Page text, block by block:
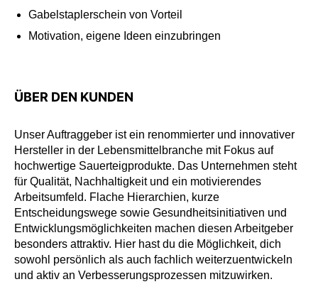
Gabelstaplerschein von Vorteil
Motivation, eigene Ideen einzubringen
ÜBER DEN KUNDEN
Unser Auftraggeber ist ein renommierter und innovativer
Hersteller in der Lebensmittelbranche mit Fokus auf
hochwertige Sauerteigprodukte. Das Unternehmen steht
für Qualität, Nachhaltigkeit und ein motivierendes
Arbeitsumfeld. Flache Hierarchien, kurze
Entscheidungswege sowie Gesundheitsinitiativen und
Entwicklungsmöglichkeiten machen diesen Arbeitgeber
besonders attraktiv. Hier hast du die Möglichkeit, dich
sowohl persönlich als auch fachlich weiterzuentwickeln
und aktiv an Verbesserungsprozessen mitzuwirken.